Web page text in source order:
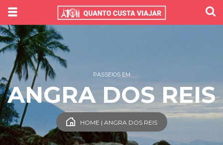
PASSEIOS EM
ANGRA DOS REIS
HOME | ANGRA DOS REIS